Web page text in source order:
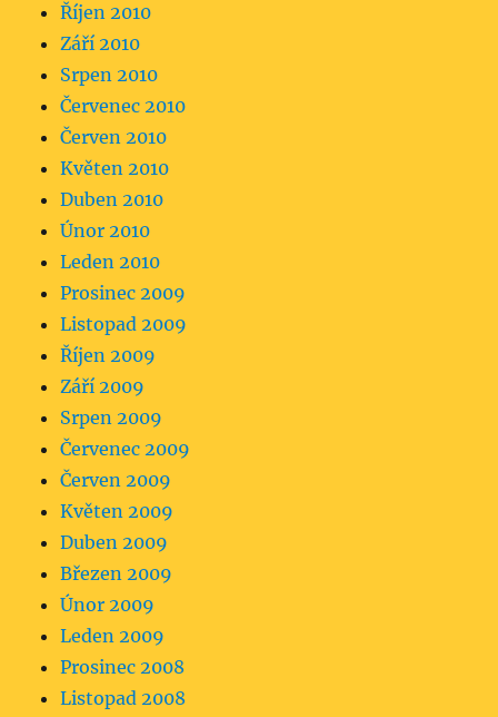
Říjen 2010
Září 2010
Srpen 2010
Červenec 2010
Červen 2010
Květen 2010
Duben 2010
Únor 2010
Leden 2010
Prosinec 2009
Listopad 2009
Říjen 2009
Září 2009
Srpen 2009
Červenec 2009
Červen 2009
Květen 2009
Duben 2009
Březen 2009
Únor 2009
Leden 2009
Prosinec 2008
Listopad 2008